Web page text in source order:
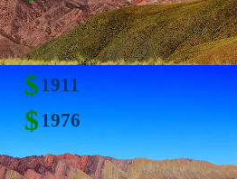
$1911
$1976